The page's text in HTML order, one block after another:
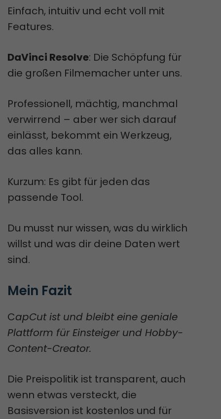
Einfach, intuitiv und echt voll mit
Features.
DaVinci Resolve: Die Schöpfung für
die großen Filmemacher unter uns.
Professionell, mächtig, manchmal
verwirrend – aber wer sich darauf
einlässt, bekommt ein Werkzeug,
das alles kann.
Kurzum: Es gibt für jeden das
passende Tool.
Du musst nur wissen, was du wirklich
willst und was dir deine Daten wert
sind.
Mein Fazit
CapCut ist und bleibt eine geniale
Plattform für Einsteiger und Hobby-
Content-Creator.
Die Preispolitik ist transparent, auch
wenn etwas versteckt, die
Basisversion ist kostenlos und für